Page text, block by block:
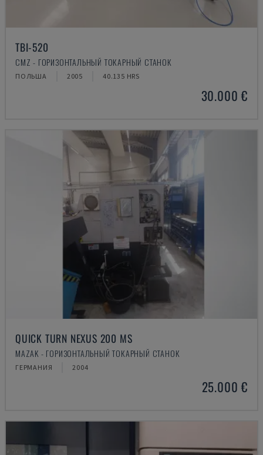
TBI-520
CMZ - ГОРИЗОНТАЛЬНЫЙ ТОКАРНЫЙ СТАНОК
ПОЛЬША 2005 40.135 HRS
30.000 €
QUICK TURN NEXUS 200 MS
MAZAK - ГОРИЗОНТАЛЬНЫЙ ТОКАРНЫЙ СТАНОК
ГЕРМАНИЯ 2004
25.000 €